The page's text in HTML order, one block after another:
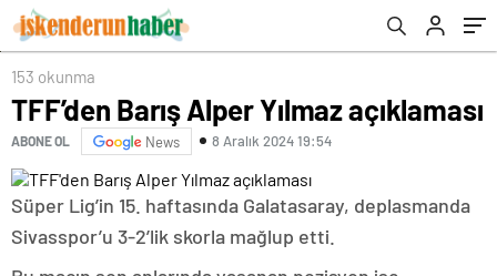
153 okunma
TFF’den Barış Alper Yılmaz açıklaması
ABONE OL News 8 Aralık 2024 19:54
Süper Lig’in 15. haftasında Galatasaray, deplasmanda
Sivasspor’u 3-2’lik skorla mağlup etti.